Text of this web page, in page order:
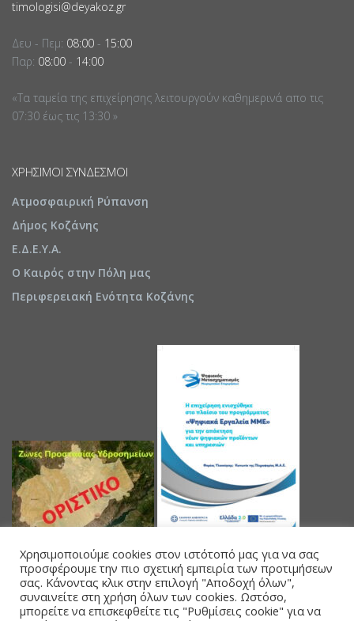
timologisi@deyakoz.gr
Δευ - Πεμ: 08:00 - 15:00
Παρ: 08:00 - 14:00
«Τα ταμεία της επιχείρησης λειτουργούν καθημερινά απο τις
07:30 έως τις 13:30 »
ΧΡΉΣΙΜΟΙ ΣΎΝΔΕΣΜΟΙ
Ατμοσφαιρική Ρύπανση
Δήμος Κοζάνης
Ε.Δ.Ε.Υ.Α.
Ο Καιρός στην Πόλη μας
Περιφερειακή Ενότητα Κοζάνης
Χρησιμοποιούμε cookies στον ιστότοπό μας για να σας
προσφέρουμε την πιο σχετική εμπειρία των προτιμήσεων
σας. Κάνοντας κλικ στην επιλογή "Αποδοχή όλων",
συναινείτε στη χρήση όλων των cookies. Ωστόσο,
μπορείτε να επισκεφθείτε τις "Ρυθμίσεις cookie" για να